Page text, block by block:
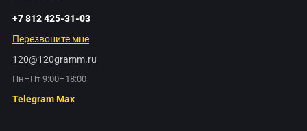
+7 812 425-31-03
Перезвоните мне
120@120gramm.ru
Пн–Пт 9:00–18:00
TelegramMax